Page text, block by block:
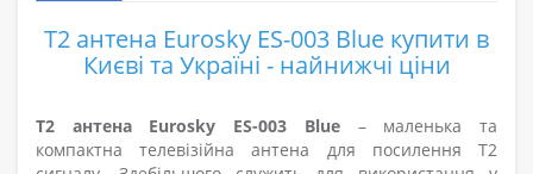
Т2 антена Eurosky ES-003 Blue купити в
Києві та Україні - найнижчі ціни
Т2 антена Eurosky ES-003 Blue
– маленька та
компактна телевізійна антена для посилення Т2